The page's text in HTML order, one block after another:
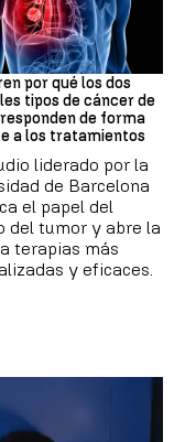
pulmón
por qué los dos
tipos de cáncer de
de forma
a los tratamientos
liderado por la
de Barcelona
el papel del
del tumor y abre la
terapias más
y eficaces.